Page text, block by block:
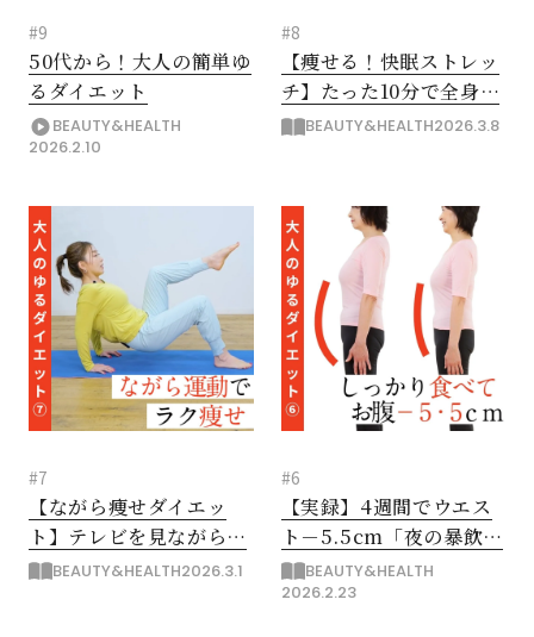
#9
50代から！大人の簡単ゆ
るダイエット
BEAUTY&HEALTH
2026.2.10
#8
【痩せる！快眠ストレッ
チ】たった10分で全身の
緊張ほぐし熟睡できる!?
BEAUTY&HEALTH2026.3.8
#7
【ながら痩せダイエッ
ト】テレビを見ながらで
もOK！時短ボディメイ
BEAUTY&HEALTH2026.3.1
#6
【実録】4週間でウエス
ト－5.5cm「夜の暴飲暴
食タイプ」4つの変化
BEAUTY&HEALTH
2026.2.23